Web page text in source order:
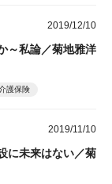
2019/12/10
～私論／菊地雅洋
護保険
2019/11/10
に未来はない／菊